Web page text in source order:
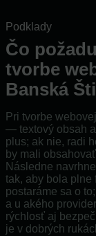
Podklady
Čo
tvorbe
Banská
Pri tvorbe
— textový obsah a
plus; ak nie, radi
by mali
Následne
tak, aby bola plne
postaráme sa o
a u akého
rýchlosť aj
je v dobrých